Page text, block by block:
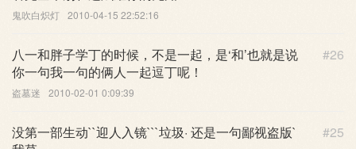
鬼吹白炽灯 2010-04-15 22:52:16
#26
八一和胖子学丁的时候，不是一起，是‘和’也就是说
你一句我一句的俩人一起逗丁呢！
盗墓迷 2010-02-01 0:09:39
#25
没第一部生动``迎人入镜```垃圾· 还是一句鄙视盗版`